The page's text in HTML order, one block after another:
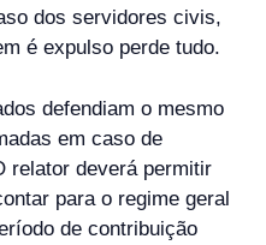
dos servidores civis,
é expulso perde tudo.
defendiam o mesmo
em caso de
relator deverá permitir
para o regime geral
de contribuição